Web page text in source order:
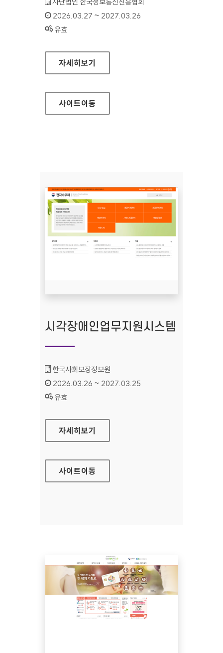
인증기간 :
2026.03.27 ~ 2027.03.26
상태 :
유효
유료방송미환급액 정보조회
자세히보기
사이트이동
시각장애인업무지원시스템
기관명 :
한국사회보장정보원
인증기간 :
2026.03.26 ~ 2027.03.25
상태 :
유효
시각장애인업무지원시스템
자세히보기
사이트이동